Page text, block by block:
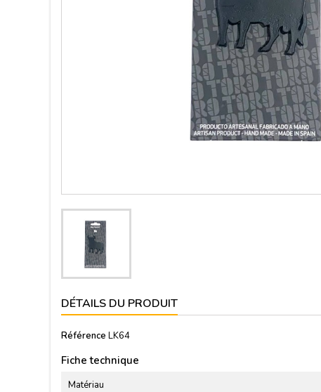
DÉTAILS DU PRODUIT
Référence LK64
Fiche technique
Matériau